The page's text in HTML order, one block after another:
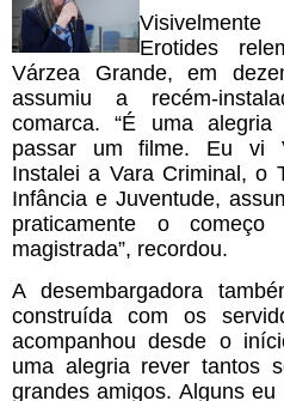
Erotides
Várzea Grande, em
assumiu a recém-
comarca. “É uma
passar um filme. Eu vi
Instalei a Vara Criminal, o
Infância e Juventude,
praticamente o
magistrada”, recordou.
A desembargadora
construída com os
acompanhou desde o
uma alegria rever tantos
grandes amigos. Alguns